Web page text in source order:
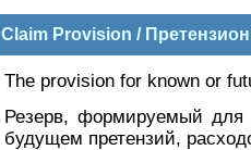
Claim Provision /
The provision for known or
Резерв, формируемый для
будущем претензий,